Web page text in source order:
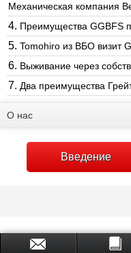
Механическая компания
4. Преимущества GGBFS
5. Tomohiro из ВБО визит
6. Выживание через
7. Два преимущества
О нас
Введение